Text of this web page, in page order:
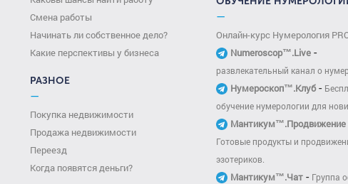
Смена работы
Начинать ли собственное дело?
Какие перспективы у бизнеса
РАЗНОЕ
—
Покупка недвижимости
Продажа недвижимости
Переезд
Когда появятся деньги?
—
Онлайн-курс Нумерология
Numeroscop™.Live-
развлекательный канал о
Нумероскоп™.Клуб-
обучение нумерологии для
Мантикум™.Продвижение
Готовые продукты и
эзотериков.
Мантикум™.Чат- Группа